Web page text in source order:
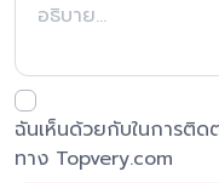
ฉันเห็นด้วยกับในการติ
ทาง Topvery.com